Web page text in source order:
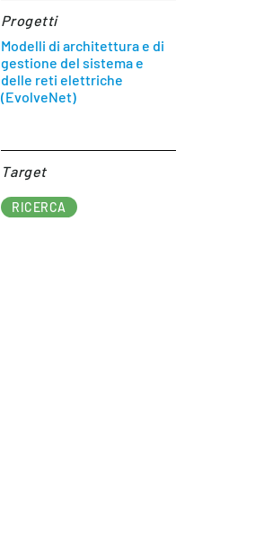
Progetti
Modelli di architettura e di
gestione del sistema e
delle reti elettriche
(EvolveNet)
Target​
RICERCA